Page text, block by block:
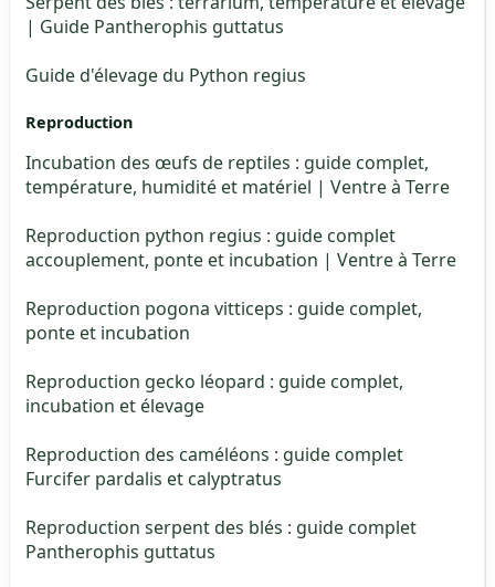
| Guide Pantherophis guttatus
Guide d'élevage du Python regius
Reproduction
Incubation des œufs de reptiles : guide complet,
température, humidité et matériel | Ventre à Terre
Reproduction python regius : guide complet
accouplement, ponte et incubation | Ventre à Terre
Reproduction pogona vitticeps : guide complet,
ponte et incubation
Reproduction gecko léopard : guide complet,
incubation et élevage
Reproduction des caméléons : guide complet
Furcifer pardalis et calyptratus
Reproduction serpent des blés : guide complet
Pantherophis guttatus